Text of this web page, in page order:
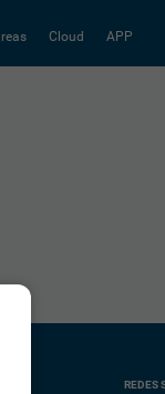
Cloud APP
REDES